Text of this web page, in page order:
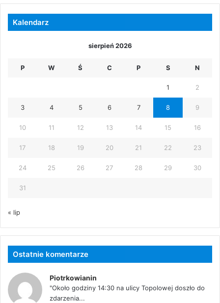
Kalendarz
sierpień 2026
P W Ś C P S N
1 2
3 4 5 6 7 8 9
10 11 12 13 14 15 16
17 18 19 20 21 22 23
24 25 26 27 28 29 30
31
« lip
Ostatnie komentarze
Piotrkowianin
"Około godziny 14:30 na ulicy Topolowej doszło do
zdarzenia...